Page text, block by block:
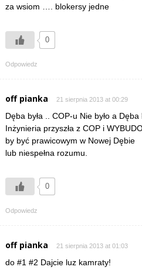
za wsiom …. blokersy jedne
0
Odpowiedz
off pianka 21 sierpnia 2013 at 00:29
Dęba była .. COP-u Nie było a
Inżynieria przyszła z COP i
by być prawicowym w Nowej Dębie
lub niespełna rozumu.
0
Odpowiedz
off pianka 21 sierpnia 2013 at 01:03
do #1 #2 Dajcie luz kamraty!